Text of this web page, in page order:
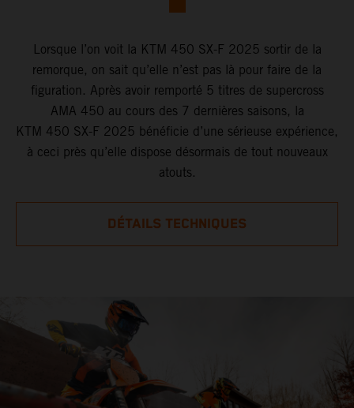
Lorsque l’on voit la KTM 450 SX-F 2025 sortir de la
remorque, on sait qu’elle n’est pas là pour faire de la
figuration. Après avoir remporté 5 titres de supercross
AMA 450 au cours des 7 dernières saisons, la
KTM 450 SX-F 2025 bénéficie d’une sérieuse expérience,
à ceci près qu’elle dispose désormais de tout nouveaux
atouts.
DÉTAILS TECHNIQUES